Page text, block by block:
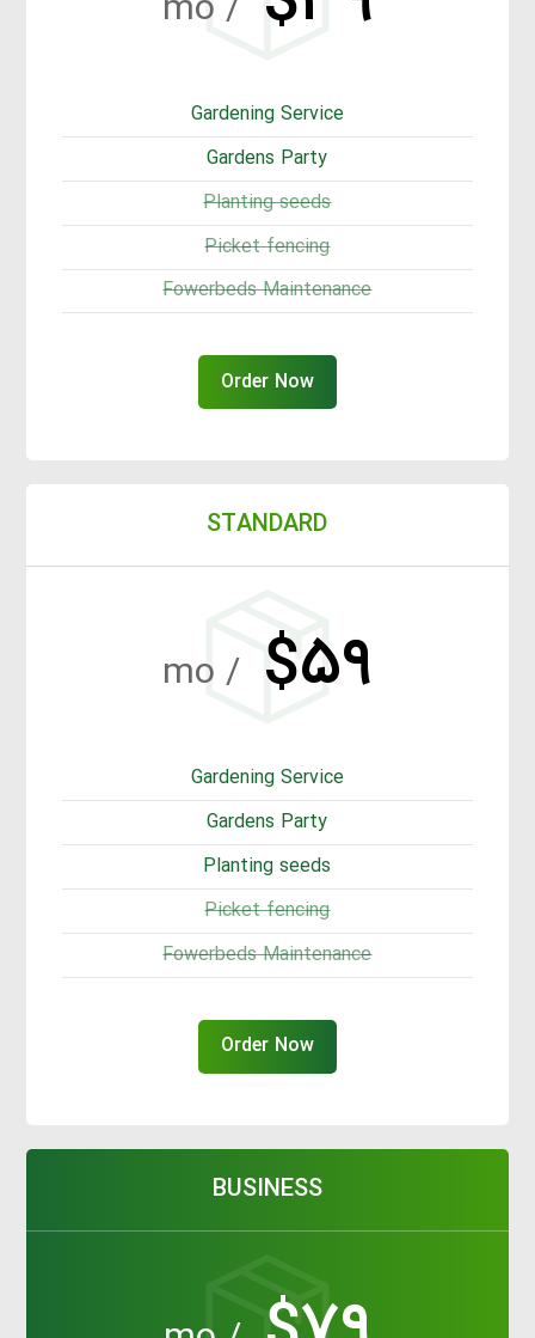
Gardening Service
Gardens Party
Planting seeds
Picket fencing
Fowerbeds Maintenance
Order Now
STANDARD
$۵۹ / mo
Gardening Service
Gardens Party
Planting seeds
Picket fencing
Fowerbeds Maintenance
Order Now
BUSINESS